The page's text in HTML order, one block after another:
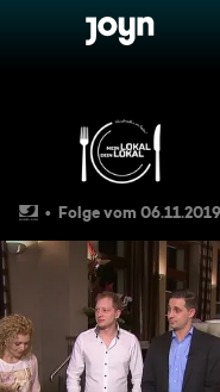
springen
"Lingner",
Folge vom 06.11.2019